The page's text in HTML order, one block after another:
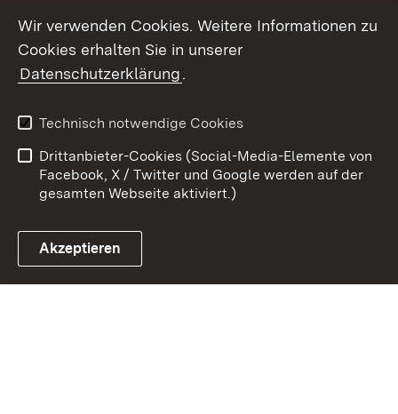
Link zum Landesportal
Kontakt
Barrierefreiheit
Impressum
Cookies
Wir verwenden Cookies. Weitere Informationen zu
Cookies erhalten Sie in unserer
Datenschutzerklärung.
Technisch notwendige Cookies
Drittanbieter-Cookies (Social-Media-Elemente von
Facebook, X / Twitter und Google werden auf der
gesamten Webseite aktiviert.)
Akzeptieren